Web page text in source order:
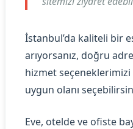
İstanbul’da kaliteli bir
arıyorsanız, doğru
hizmet
uygun olanı
Eve, otelde ve ofiste